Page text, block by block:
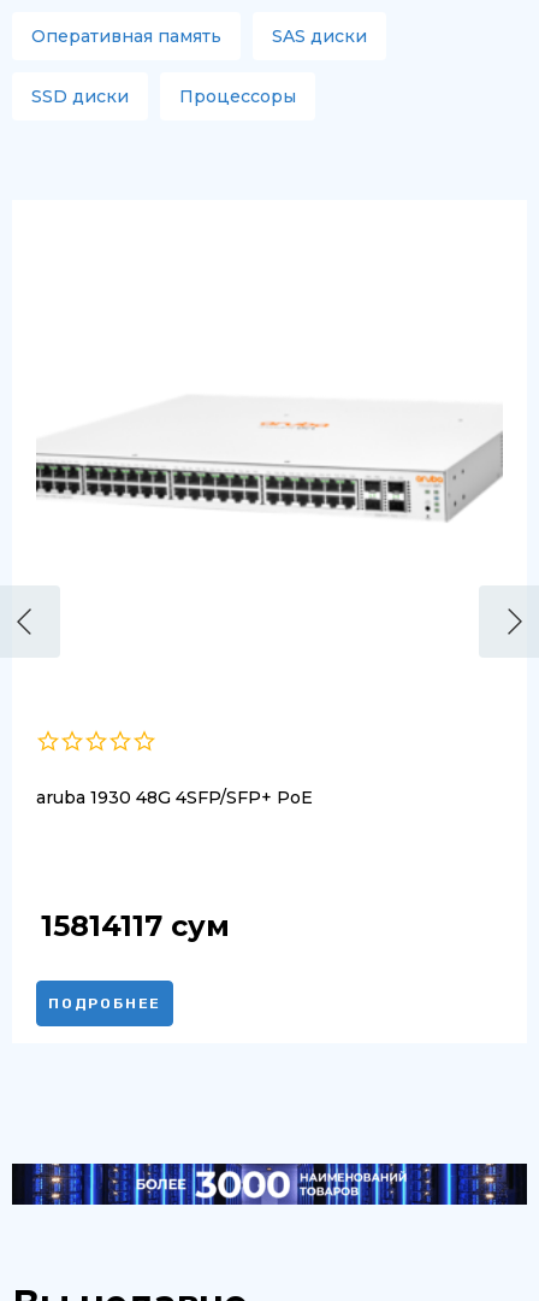
Оперативная память SAS диски
SSD диски Процессоры
aruba 1930 48G 4SFP/SFP+ PoE
15814117 сум
ПОДРОБНЕЕ